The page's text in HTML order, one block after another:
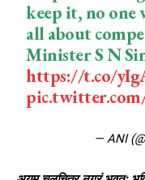
keep it, no one
all about
Minister S N
https://t.co/
— ANI